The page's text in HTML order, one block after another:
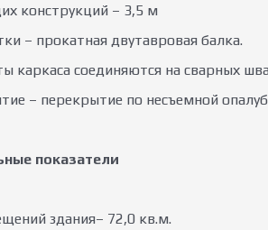
конструкций – 3,5 м
– прокатная двутавровая балка.
каркаса соединяются на сварных
– перекрытие по несъемной
показатели
здания– 72,0 кв.м.